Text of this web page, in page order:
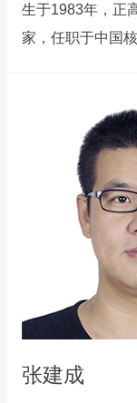
生于1983年，正
家，任职于中国
张建成